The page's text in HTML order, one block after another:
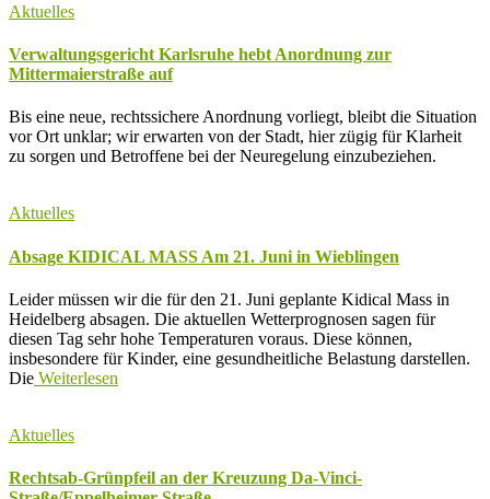
Aktuelles
Verwaltungsgericht Karlsruhe hebt Anordnung zur
Mittermaierstraße auf
Bis eine neue, rechtssichere Anordnung vorliegt, bleibt die Situation
vor Ort unklar; wir erwarten von der Stadt, hier zügig für Klarheit
zu sorgen und Betroffene bei der Neuregelung einzubeziehen.
Aktuelles
Absage KIDICAL MASS Am 21. Juni in Wieblingen
Leider müssen wir die für den 21. Juni geplante Kidical Mass in
Heidelberg absagen. Die aktuellen Wetterprognosen sagen für
diesen Tag sehr hohe Temperaturen voraus. Diese können,
insbesondere für Kinder, eine gesundheitliche Belastung darstellen.
Die Weiterlesen
Aktuelles
Rechtsab-Grünpfeil an der Kreuzung Da-Vinci-